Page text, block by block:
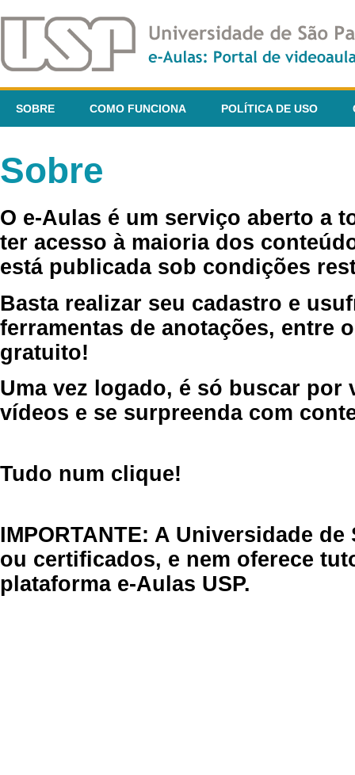
SOBRE COMO FUNCIONA POLÍTICA DE USO
Sobre
O e-Aulas é um serviço aberto a
ter acesso à maioria dos
está publicada sob condições
Basta realizar seu cadastro e
ferramentas de anotações, entre
gratuito!
Uma vez logado, é só buscar por
vídeos e se surpreenda com
Tudo num clique!
IMPORTANTE: A Universidade
ou certificados, e nem oferece
plataforma e-Aulas USP.